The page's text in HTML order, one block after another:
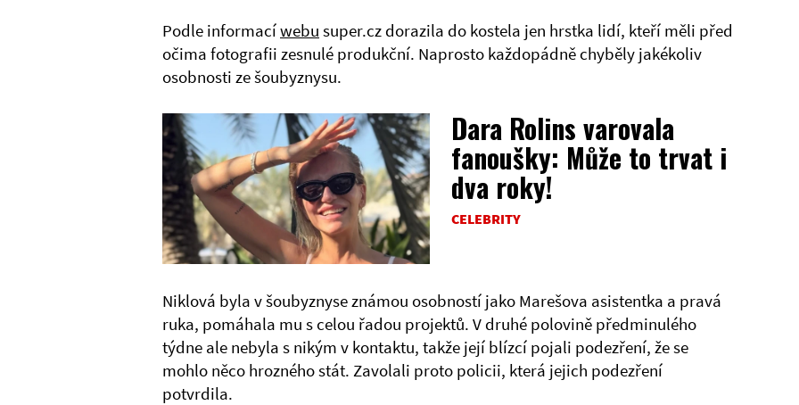
Podle informacíwebu super.cz dorazila do kostela jen hrstka lidí, kteří měli před
očima fotografii zesnulé produkční. Naprosto každopádně chyběly jakékoliv
osobnosti ze šoubyznysu.
Dara Rolins varovala
fanoušky: Může to trvat i
dva roky!
CELEBRITY
Niklová byla v šoubyznyse známou osobností jako Marešova asistentka a pravá
ruka, pomáhala mu s celou řadou projektů. V druhé polovině předminulého
týdne ale nebyla s nikým v kontaktu, takže její blízcí pojali podezření, že se
mohlo něco hrozného stát. Zavolali proto policii, která jejich podezření
potvrdila.